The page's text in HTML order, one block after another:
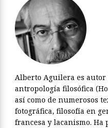
Alberto Aguilera es autor
antropología filosófica
así como de numerosos
fotográfica, filosofía en
francesa y lacanismo.